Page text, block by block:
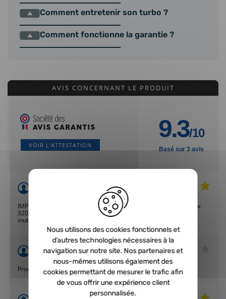
Comment entretenir son turbo ?
Comment fonctionne la garantie ?
AVIS CONCERNANT LE PRODUIT
VOIR L'ATTESTATION
9.3/10
Basé sur 3 avis
Publié le 01/05/2022 à 10:08(Date de commande : 24/04/2022)
IMPECCABLE ! Le turbo est nickel, monté sans problème sur bmw
320d 129cv car modèle du 136cv. Juste la notice qui est un peu
inutile car il n est pas précisé les couples de serrage
Acheteur Vérifié
Publié le 16/09/2020 à 16:09(Date de commande : 21/08/2020)
Produit reçu nickel plus cas faire installer
Acheteur Vérifié
Nous utilisons des cookies fonctionnels et
d’autres technologies nécessaires à la
navigation sur notre site. Nos partenaires et
nous-mêmes utilisons également des
cookies permettant de mesurer le trafic afin
de vous offrir une expérience client
personnalisée.